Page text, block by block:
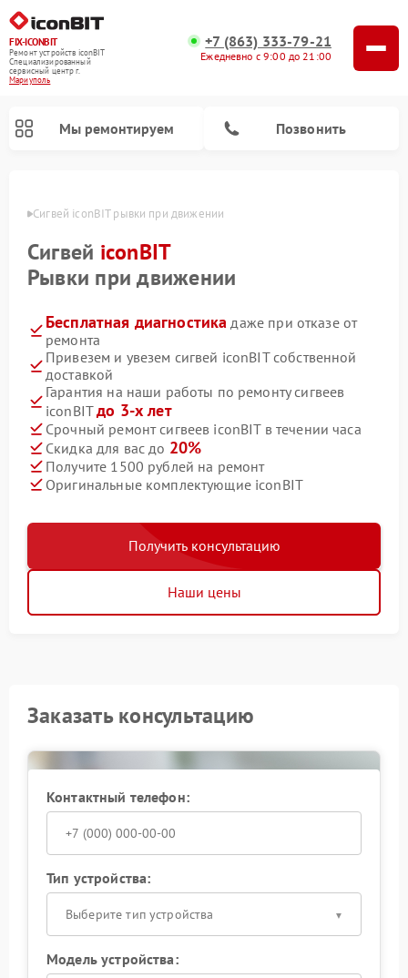
FIX-ICONBIT
Ремонт устройств iconBIT
Специализированный
cервисный центр г.
Мариуполь
+7 (863) 333-79-21
Ежедневно с 9:00 до 21:00
Мы ремонтируем Позвонить
Сигвей iconBIT рывки при движении
Сигвей iconBIT
Рывки при движении
Бесплатная диагностика даже при отказе от
ремонта
Привезем и увезем сигвей iconBIT собственной
доставкой
Гарантия на наши работы по ремонту сигвеев
iconBITдо 3-х лет
Срочный ремонт сигвеев iconBIT в течении часа
Скидка для вас до 20%
Получите 1500 рублей на ремонт
Оригинальные комплектующие iconBIT
Получить консультацию
Наши цены
Заказать консультацию
Контактный телефон:
Тип устройства:
Выберите тип устройства
Модель устройства: